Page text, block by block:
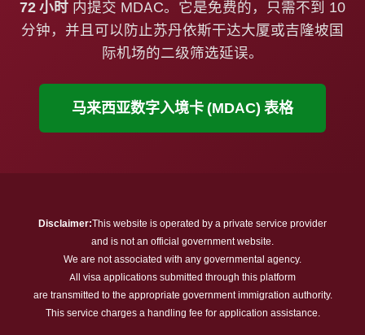
72 小时 内提交 MDAC。它是免费的，只需不到 10
分钟，并且可以防止苏丹依斯干达大厦或吉隆坡国
际机场的二级筛选延误。
马来西亚数字入境卡 (MDAC) 表格